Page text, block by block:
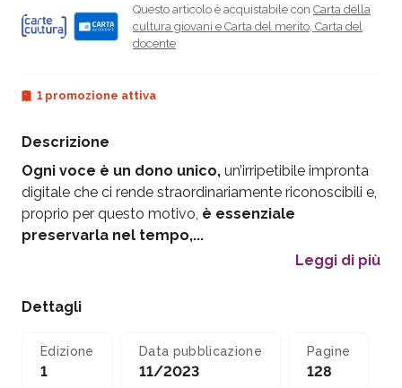
Questo articolo è acquistabile con Carta della
cultura giovani e Carta del merito Carta del
docente
1 promozione attiva
Descrizione
Ogni voce è un dono unico, un’irripetibile impronta
digitale che ci rende straordinariamente riconoscibili e,
proprio per questo motivo, è essenziale
preservarla nel tempo,...
Leggi di più
Dettagli
Edizione
1
Data pubblicazione
11/2023
Pagine
128